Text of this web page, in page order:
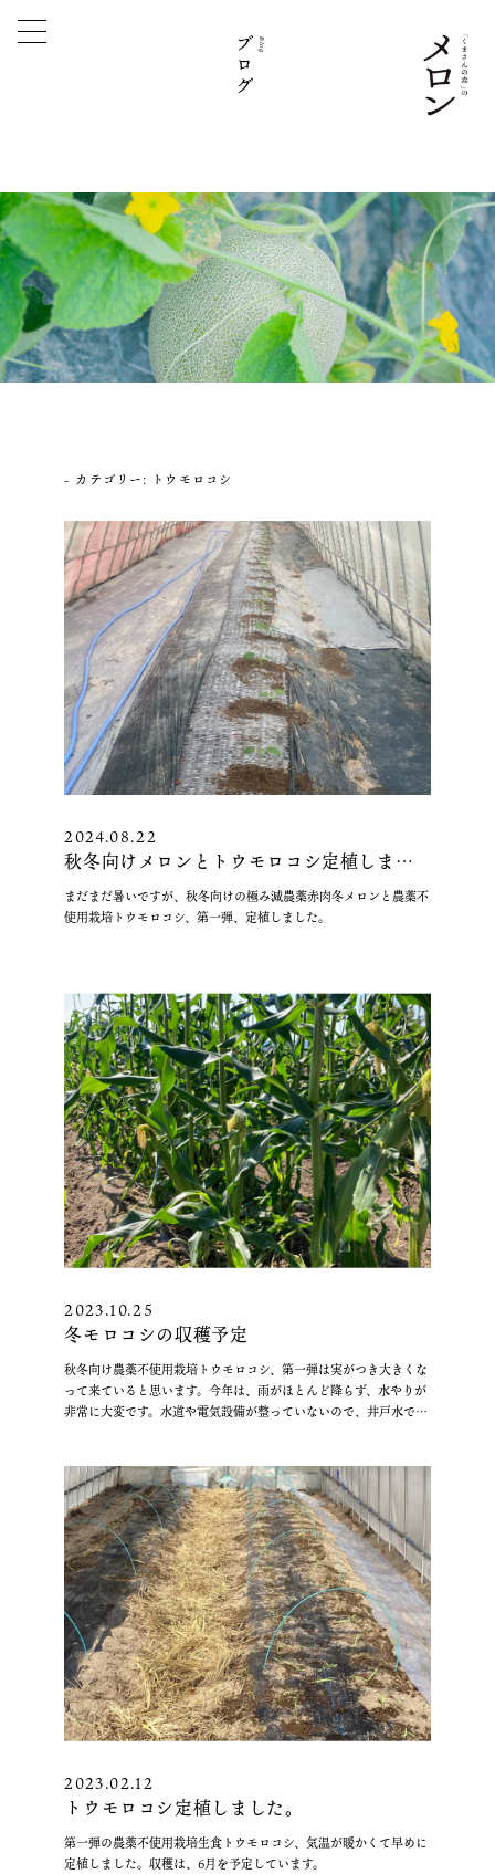
Blog
ブログ
カテゴリー: トウモロコシ
2024.08.22
秋冬向けメロンとトウモロコシ定植しまし
た。
まだまだ暑いですが、秋冬向けの極み減農薬赤肉冬メロンと農薬不
使用栽培トウモロコシ、第一弾、定植しました。
2023.10.25
冬モロコシの収穫予定
秋冬向け農薬不使用栽培トウモロコシ、第一弾は実がつき大きくな
って来ていると思います。今年は、雨がほとんど降らず、水やりが
非常に大変です。水道や電気設備が整っていないので、井戸水で何
ロ
コ
シ
の
収
穫
予
定”
の
2023.02.12
トウモロコシ定植しました。
第一弾の農薬不使用栽培生食トウモロコシ、気温が暖かくて早めに
定植しました。収穫は、6月を予定しています。